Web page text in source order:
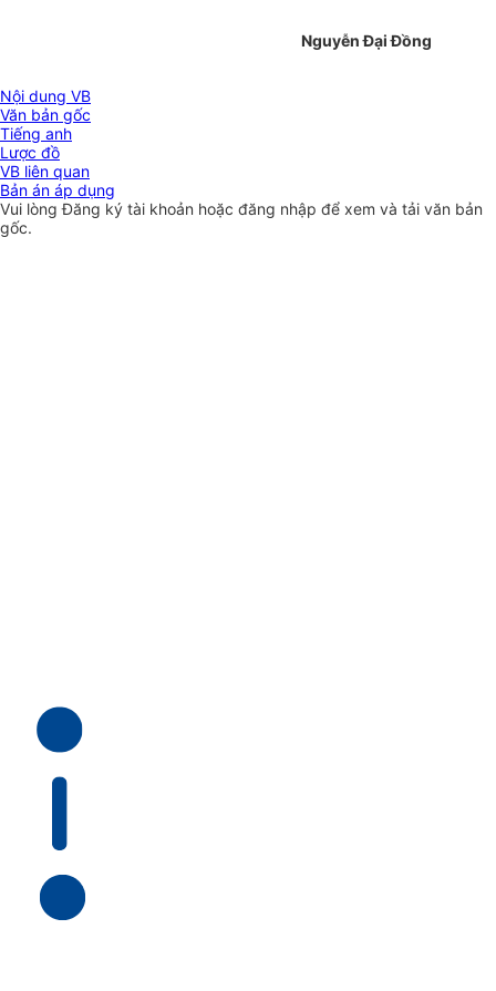
Nguyễn Đại Đồng
Nội dung VB
Văn bản gốc
Tiếng anh
Lược đồ
VB liên quan
Bản án áp dụng
Vui lòngĐăng ký tài khoản hoặc đăng nhập để xem và tải văn bản
gốc.